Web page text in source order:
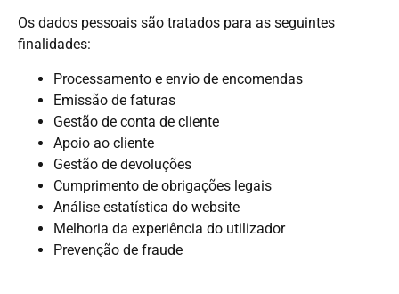
Os dados pessoais são tratados para as seguintes
finalidades:
Processamento e envio de encomendas
Emissão de faturas
Gestão de conta de cliente
Apoio ao cliente
Gestão de devoluções
Cumprimento de obrigações legais
Análise estatística do website
Melhoria da experiência do utilizador
Prevenção de fraude